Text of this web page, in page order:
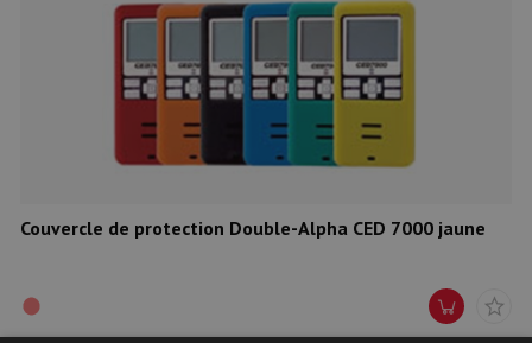
Couvercle de protection Double-Alpha CED 7000 jaune